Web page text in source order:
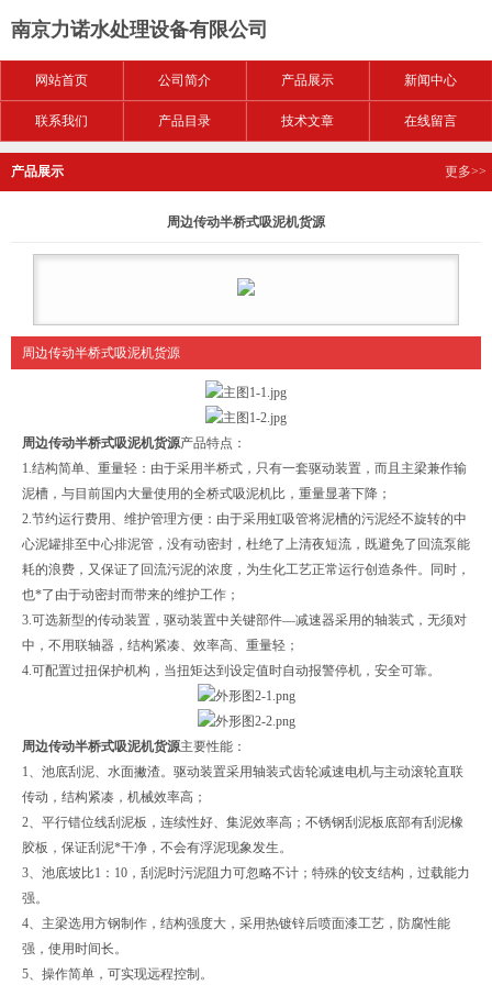
南京力诺水处理设备有限公司
网站首页 公司简介 产品展示 新闻中心
联系我们 产品目录 技术文章 在线留言
产品展示 更多>>
周边传动半桥式吸泥机货源
周边传动半桥式吸泥机货源
周边传动半桥式吸泥机货源产品特点：
1.结构简单、重量轻：由于采用半桥式，只有一套驱动装置，而且主梁兼作输
泥槽，与目前国内大量使用的全桥式吸泥机比，重量显著下降；
2.节约运行费用、维护管理方便：由于采用虹吸管将泥槽的污泥经不旋转的中
心泥罐排至中心排泥管，没有动密封，杜绝了上清夜短流，既避免了回流泵能
耗的浪费，又保证了回流污泥的浓度，为生化工艺正常运行创造条件。同时，
也*了由于动密封而带来的维护工作；
3.可选新型的传动装置，驱动装置中关键部件—减速器采用的轴装式，无须对
中，不用联轴器，结构紧凑、效率高、重量轻；
4.可配置过扭保护机构，当扭矩达到设定值时自动报警停机，安全可靠。
周边传动半桥式吸泥机货源主要性能：
1、池底刮泥、水面撇渣。驱动装置采用轴装式齿轮减速电机与主动滚轮直联
传动，结构紧凑，机械效率高；
2、平行错位线刮泥板，连续性好、集泥效率高；不锈钢刮泥板底部有刮泥橡
胶板，保证刮泥*干净，不会有浮泥现象发生。
3、池底坡比1：10，刮泥时污泥阻力可忽略不计；特殊的铰支结构，过载能力
强。
4、主梁选用方钢制作，结构强度大，采用热镀锌后喷面漆工艺，防腐性能
强，使用时间长。
5、操作简单，可实现远程控制。